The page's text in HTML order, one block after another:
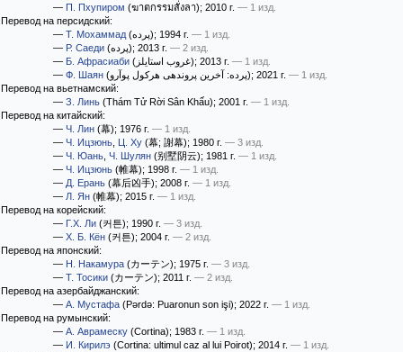
— П. Пхупиром (ฆาตกรรมสั่งลา); 2010 г. — 1 изд.
Перевод на персидский:
— Т. Мохаммад (پرده); 1994 г. — 1 изд.
— Р. Саеди (پرده); 2013 г. — 2 изд.
— Б. Афрасиаби (غروب استایلز); 2013 г. — 1 изд.
— Ф. Шаян (پرده: آخرین پروندهی هرکول پوآرو); 2021 г. — 1 изд.
Перевод на вьетнамский:
— З. Линь (Thám Tử Rời Sân Khấu); 2001 г. — 1 изд.
Перевод на китайский:
— Ч. Лин (幕); 1976 г. — 1 изд.
— Ч. Ицзюнь Ц. Ху (幕; 謝幕); 1980 г. — 3 изд.
— Ч. Юань Ч. Шулян (别墅阴云); 1981 г. — 1 изд.
— Ч. Ицзюнь (帷幕); 1998 г. — 1 изд.
— Д. Ерань (幕后凶手); 2008 г. — 1 изд.
— Л. Ян (帷幕); 2015 г. — 1 изд.
Перевод на корейский:
— Г.Х. Ли (커튼); 1990 г. — 3 изд.
— Х. Б. Кён (커튼); 2004 г. — 2 изд.
Перевод на японский:
— Н. Накамура (カーテン); 1975 г. — 3 изд.
— Т. Тосики (カーテン); 2011 г. — 2 изд.
Перевод на азербайджанский:
— А. Мустафа (Pərdə: Puaronun son işi); 2022 г. — 1 изд.
Перевод на румынский:
— А. Аврамеску (Cortina); 1983 г. — 1 изд.
— И. Кирилэ (Cortina: ultimul caz al lui Poirot); 2014 г. — 1 изд.